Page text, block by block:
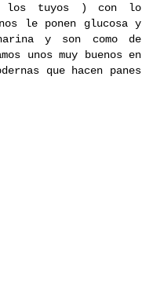
los tuyos ) con lo
le ponen glucosa y
y son como de
unos muy buenos en
que hacen panes